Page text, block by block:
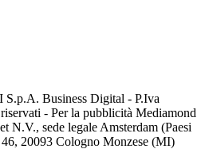
S.p.A. Business Digital - P.Iva
- Per la pubblicità Mediamond
N.V., sede legale Amsterdam (Paesi
20093 Cologno Monzese (MI)